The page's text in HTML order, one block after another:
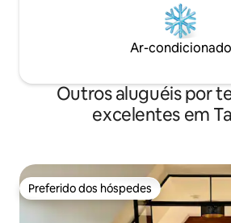
Ar-condicionado
Outros aluguéis por
excelentes em
Preferido dos hóspedes
Preferido dos hóspedes